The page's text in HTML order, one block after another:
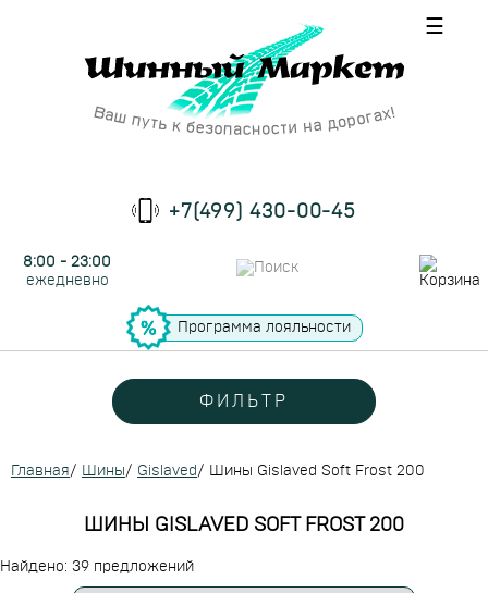
☰
+7(499) 430-00-45
8:00 - 23:00
ежедневно
Программа лояльности
ФИЛЬТР
Главная/ Шины/ Gislaved/ Шины Gislaved Soft Frost 200
ШИНЫ GISLAVED SOFT FROST 200
Найдено: 39 предложений